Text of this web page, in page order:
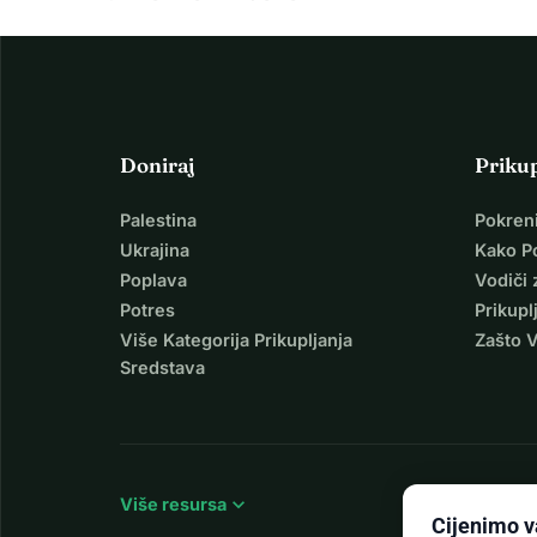
Doniraj
Palestina
Ukrajina
Poplava
Potres
Više Kategorija Prikupljanja
Sredstava
Kako
Vodiči
Zašto
Više resursa expand_more
Cijenimo